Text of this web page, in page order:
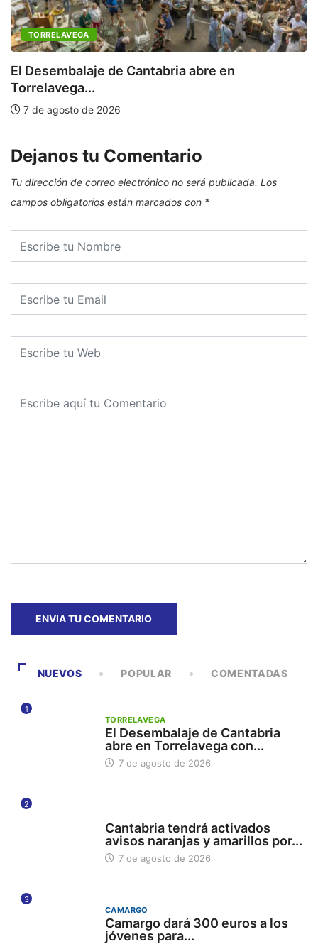
TORRELAVEGA
El Desembalaje de Cantabria abre en
Torrelavega...
7 de agosto de 2026
Dejanos tu Comentario
Tu dirección de correo electrónico no será publicada. Los
campos obligatorios están marcados con *
NUEVOS POPULAR COMENTADAS
1
TORRELAVEGA
El Desembalaje de Cantabria
abre en Torrelavega con...
7 de agosto de 2026
2
Cantabria tendrá activados
avisos naranjas y amarillos por...
7 de agosto de 2026
3
CAMARGO
Camargo dará 300 euros a los
jóvenes para...